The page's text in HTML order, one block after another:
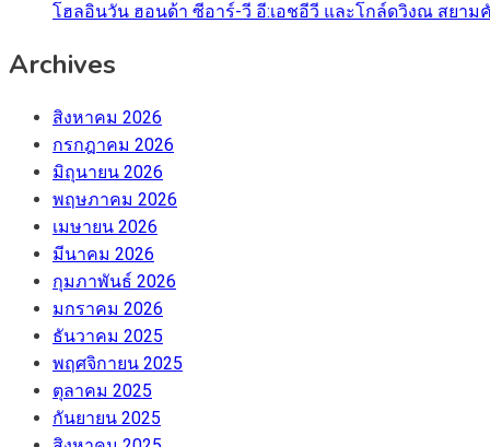
โฮลอินวัน ฮอนด้า ซีอาร์-วี อี:เอชอีวี และโกล์ดวิงณ สยา
Archives
สิงหาคม 2026
กรกฎาคม 2026
มิถุนายน 2026
พฤษภาคม 2026
เมษายน 2026
มีนาคม 2026
กุมภาพันธ์ 2026
มกราคม 2026
ธันวาคม 2025
พฤศจิกายน 2025
ตุลาคม 2025
กันยายน 2025